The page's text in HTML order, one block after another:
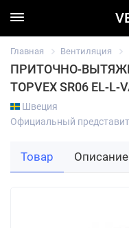
Главная Вентиляция
ПРИТОЧНО-
TOPVEX SR06 EL-L-
Швеция
Официальный
Товар Описание